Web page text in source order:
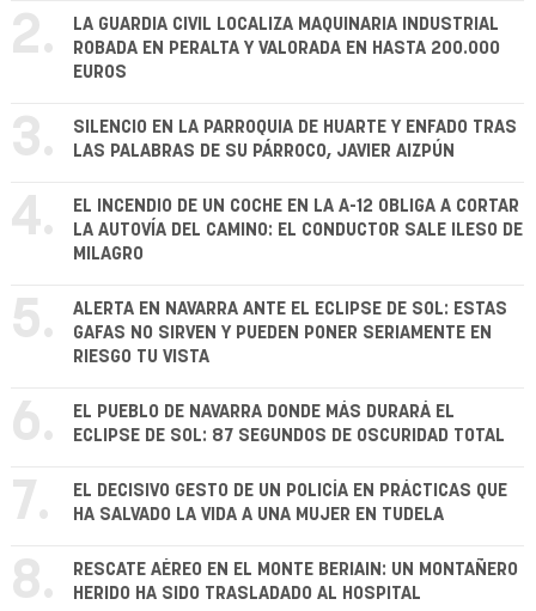
2.
LA GUARDIA CIVIL LOCALIZA MAQUINARIA INDUSTRIAL
ROBADA EN PERALTA Y VALORADA EN HASTA 200.000
EUROS
3.
SILENCIO EN LA PARROQUIA DE HUARTE Y ENFADO TRAS
LAS PALABRAS DE SU PÁRROCO, JAVIER AIZPÚN
4.
EL INCENDIO DE UN COCHE EN LA A-12 OBLIGA A CORTAR
LA AUTOVÍA DEL CAMINO: EL CONDUCTOR SALE ILESO DE
MILAGRO
5.
ALERTA EN NAVARRA ANTE EL ECLIPSE DE SOL: ESTAS
GAFAS NO SIRVEN Y PUEDEN PONER SERIAMENTE EN
RIESGO TU VISTA
6.
EL PUEBLO DE NAVARRA DONDE MÁS DURARÁ EL
ECLIPSE DE SOL: 87 SEGUNDOS DE OSCURIDAD TOTAL
7.
EL DECISIVO GESTO DE UN POLICÍA EN PRÁCTICAS QUE
HA SALVADO LA VIDA A UNA MUJER EN TUDELA
8.
RESCATE AÉREO EN EL MONTE BERIAIN: UN MONTAÑERO
HERIDO HA SIDO TRASLADADO AL HOSPITAL